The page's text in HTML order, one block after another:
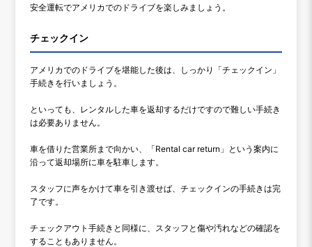
安全運転でアメリカでのドライブを楽しみましょう。
チェックイン
アメリカでのドライブを堪能した後は、しっかり「チェックイン」
手続きを行いましょう。
といっても、レンタルした車を返却するだけですので難しい手続き
は必要ありません。
車を借りた営業所まで向かい、「Rental car return」という案内に
沿って返却場所に車を駐車します。
スタッフに声をかけて車を引き渡せば、チェックインの手続きは完
了です。
チェックアウト手続きと同様に、スタッフと傷や汚れなどの確認を
することもありません。